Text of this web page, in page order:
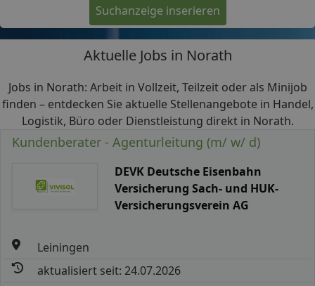
Suchanzeige inserieren
Aktuelle Jobs in Norath
Jobs in Norath: Arbeit in Vollzeit, Teilzeit oder als Minijob
finden – entdecken Sie aktuelle Stellenangebote in Handel,
Logistik, Büro oder Dienstleistung direkt in Norath.
Kundenberater - Agenturleitung (m/ w/ d)
DEVK Deutsche Eisenbahn
Versicherung Sach- und HUK-
Versicherungsverein AG
Leiningen
aktualisiert seit: 24.07.2026